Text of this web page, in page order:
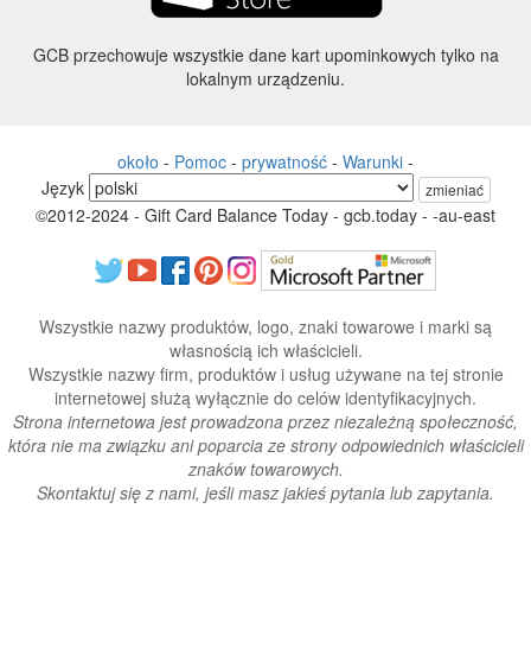
GCB przechowuje wszystkie dane kart upominkowych tylko na
lokalnym urządzeniu.
około - Pomoc - prywatność - Warunki -
Język
zmieniać
©2012-2024 - Gift Card Balance Today - gcb.today - -au-east
Wszystkie nazwy produktów, logo, znaki towarowe i marki są
własnością ich właścicieli.
Wszystkie nazwy firm, produktów i usług używane na tej stronie
internetowej służą wyłącznie do celów identyfikacyjnych.
Strona internetowa jest prowadzona przez niezależną społeczność,
która nie ma związku ani poparcia ze strony odpowiednich właścicieli
znaków towarowych.
Skontaktuj się z nami, jeśli masz jakieś pytania lub zapytania.